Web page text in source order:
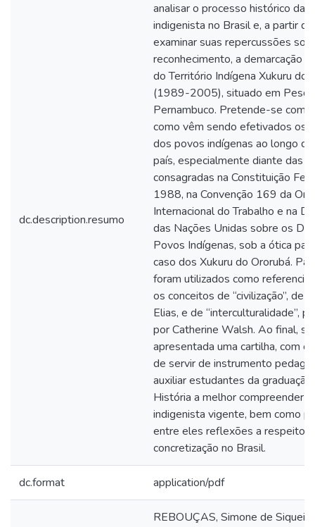
dc.description.resumo
analisar o processo histórico da
indigenista no Brasil e, a partir
examinar suas repercussões
reconhecimento, a demarcação
do Território Indígena Xukuru do
(1989-2005), situado em
Pernambuco. Pretende-se
como vêm sendo efetivados os
dos povos indígenas ao longo
país, especialmente diante das
consagradas na Constituição
1988, na Convenção 169 da
Internacional do Trabalho e na
das Nações Unidas sobre os
Povos Indígenas, sob a ótica
caso dos Xukuru do Ororubá.
foram utilizados como
os conceitos de “civilização”, de
Elias, e de “interculturalidade”,
por Catherine Walsh. Ao final,
apresentada uma cartilha, com
de servir de instrumento
auxiliar estudantes da
História a melhor compreender
indigenista vigente, bem como
entre eles reflexões a respeito
concretização no Brasil.
dc.format application/pdf
REBOUÇAS, Simone de